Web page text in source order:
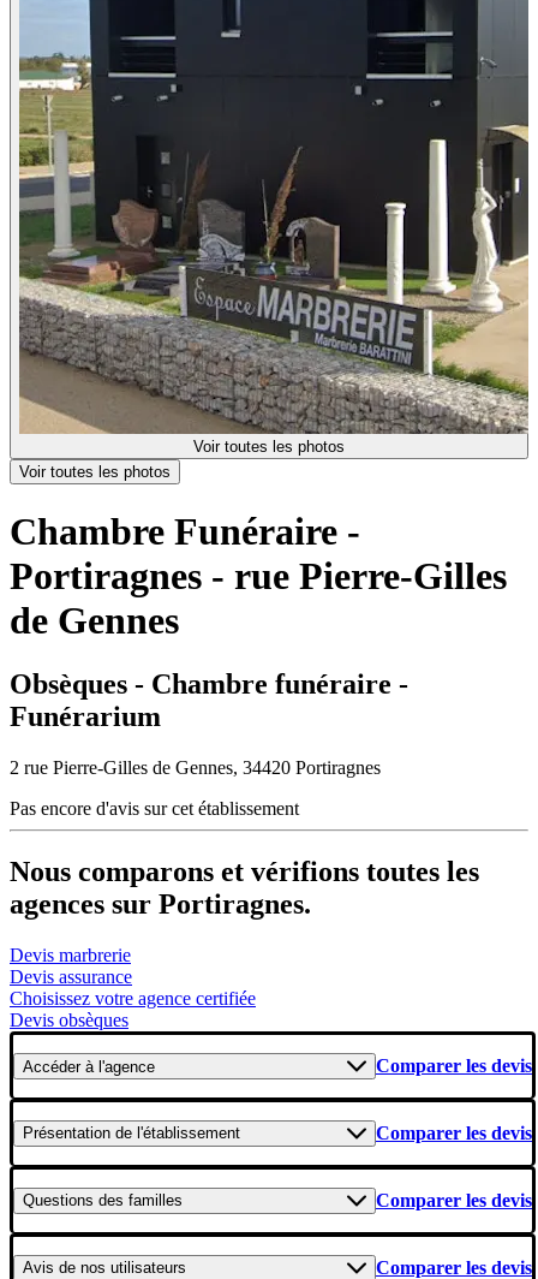
Voir toutes les photos
Voir toutes les photos
Chambre Funéraire -
Portiragnes - rue Pierre-Gilles
de Gennes
Obsèques - Chambre funéraire -
Funérarium
2 rue Pierre-Gilles de Gennes, 34420 Portiragnes
Pas encore d'avis sur cet établissement
Nous comparons et vérifions toutes les
agences sur Portiragnes.
Devis marbrerie
Devis assurance
Choisissez votre agence certifiée
Devis obsèques
Accéderà l'agence Comparer les devis
Présentation de l'établissement Comparer les devis
Questions des familles Comparer les devis
Avis de nos utilisateurs Comparer les devis